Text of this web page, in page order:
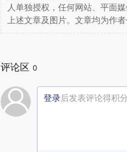
人单独授权，任何网站、平面
上述文章及图片。文章均为作
评论区 0
登录后发表评论得积分